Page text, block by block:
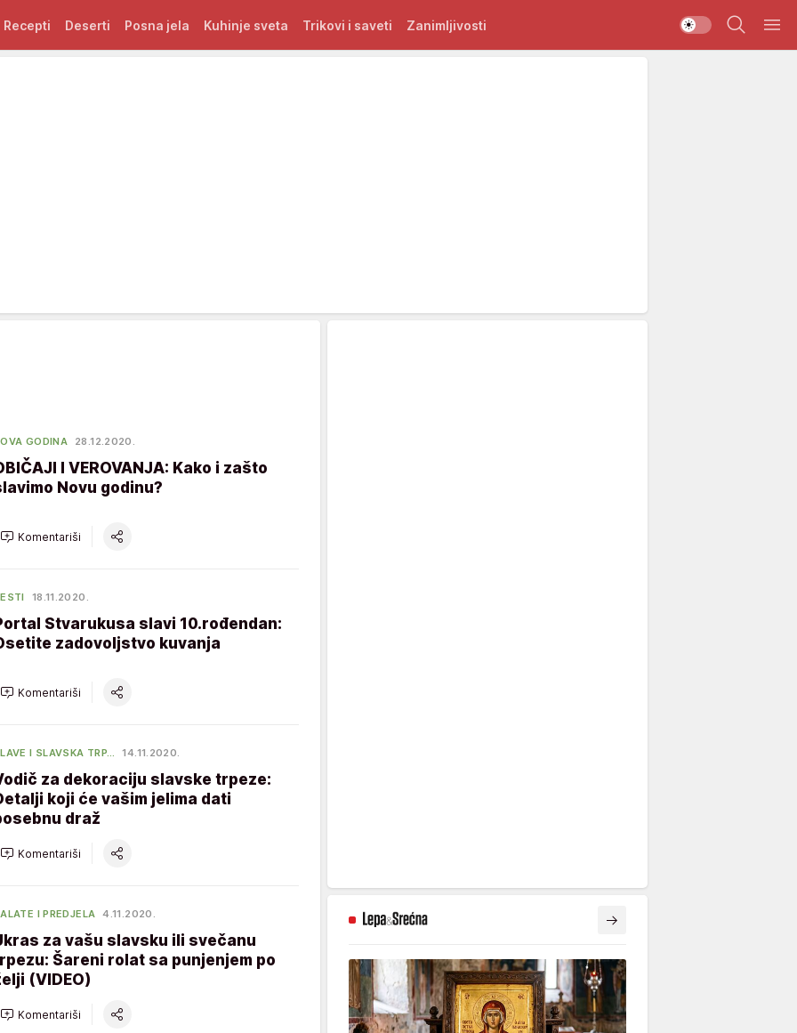
Recepti Deserti Posna jela Kuhinje sveta Trikovi i saveti Zanimljivosti
GODINA 28.12.2020.
I VEROVANJA: Kako i zašto
Novu godinu?
Komentariši
18.11.2020.
Stvarukusa slavi 10.rođendan:
zadovoljstvo kuvanja
Komentariši
I SLAVSKA TRP… 14.11.2020.
za dekoraciju slavske trpeze:
koji će vašim jelima dati
draž
Komentariši
I PREDJELA 4.11.2020.
za vašu slavsku ili svečanu
Šareni rolat sa punjenjem po
(VIDEO)
Komentariši